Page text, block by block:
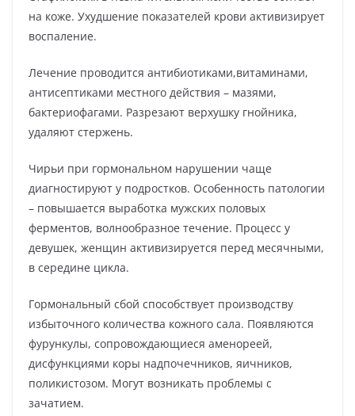
на коже. Ухудшение показателей крови активизирует
воспаление.
Лечение проводится антибиотиками,витаминами,
антисептиками местного действия – мазями,
бактериофагами. Разрезают верхушку гнойника,
удаляют стержень.
Чирьи при гормональном нарушении чаще
диагностируют у подростков. Особенность патологии
– повышается выработка мужских половых
ферментов, волнообразное течение. Процесс у
девушек, женщин активизируется перед месячными,
в середине цикла.
Гормональный сбой способствует производству
избыточного количества кожного сала. Появляются
фурункулы, сопровождающиеся аменореей,
дисфункциями коры надпочечников, яичников,
поликистозом. Могут возникать проблемы с
зачатием.